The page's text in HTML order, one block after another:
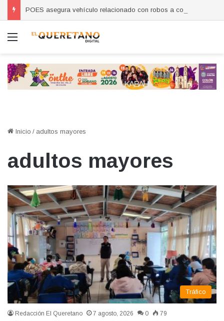
Menú
Inicio / adultos mayores
adultos mayores
Tráfico
Redacción El Queretano 7 agosto, 2026 0 79